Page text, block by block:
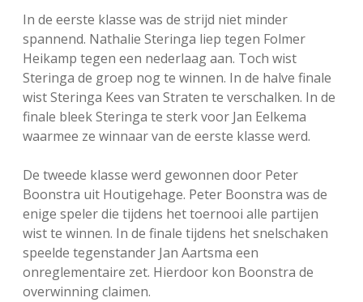
In de eerste klasse was de strijd niet minder
spannend. Nathalie Steringa liep tegen Folmer
Heikamp tegen een nederlaag aan. Toch wist
Steringa de groep nog te winnen. In de halve finale
wist Steringa Kees van Straten te verschalken. In de
finale bleek Steringa te sterk voor Jan Eelkema
waarmee ze winnaar van de eerste klasse werd.
De tweede klasse werd gewonnen door Peter
Boonstra uit Houtigehage. Peter Boonstra was de
enige speler die tijdens het toernooi alle partijen
wist te winnen. In de finale tijdens het snelschaken
speelde tegenstander Jan Aartsma een
onreglementaire zet. Hierdoor kon Boonstra de
overwinning claimen.